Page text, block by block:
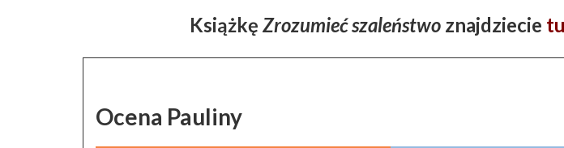
Książkę Zrozumieć szaleństwoznajdziecie
Ocena Pauliny